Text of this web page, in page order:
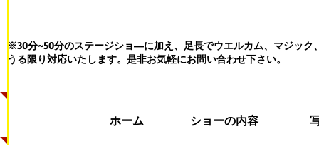
※30分~50分のステージショ―に加え、足長でウエルカム、マジック
うる限り対応いたします。 是非お気軽にお問い合わせ下さい。
ホーム ショーの内容